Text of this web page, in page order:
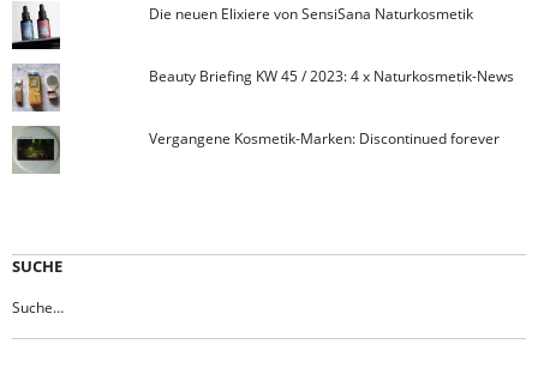
Die neuen Elixiere von SensiSana Naturkosmetik
Beauty Briefing KW 45 / 2023: 4 x Naturkosmetik-News
Vergangene Kosmetik-Marken: Discontinued forever
SUCHE